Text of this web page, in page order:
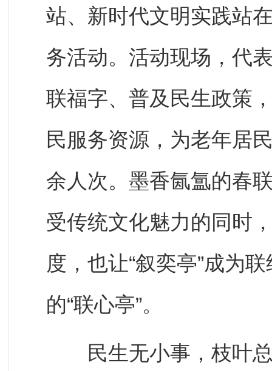
站、新时代文明实践站
务活动。活动现场，代
联福字、普及民生政策
民服务资源，为老年居
余人次。墨香氤氲的春
受传统文化魅力的同时
度，也让“叙奕亭”成为
的“联心亭”。
民生无小事，枝叶总